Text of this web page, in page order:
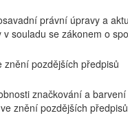
právní úpravy a
souladu se zákonem o
pozdějších předpisů
značkování a
znění pozdějších předpisů